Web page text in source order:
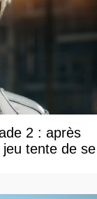
2 : après
tente de se